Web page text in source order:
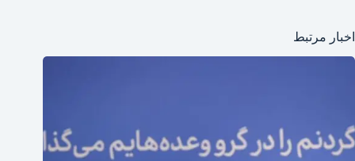
اخبار مرتبط